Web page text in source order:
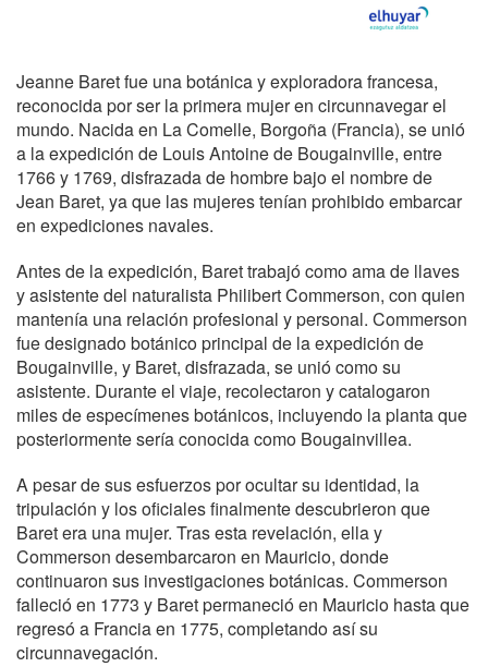
Jeanne Baret fue una botánica y exploradora francesa,
reconocida por ser la primera mujer en circunnavegar el
mundo. Nacida en La Comelle, Borgoña (Francia), se unió
a la expedición de Louis Antoine de Bougainville, entre
1766 y 1769, disfrazada de hombre bajo el nombre de
Jean Baret, ya que las mujeres tenían prohibido embarcar
en expediciones navales.
Antes de la expedición, Baret trabajó como ama de llaves
y asistente del naturalista Philibert Commerson, con quien
mantenía una relación profesional y personal. Commerson
fue designado botánico principal de la expedición de
Bougainville, y Baret, disfrazada, se unió como su
asistente. Durante el viaje, recolectaron y catalogaron
miles de especímenes botánicos, incluyendo la planta que
posteriormente sería conocida como Bougainvillea.
A pesar de sus esfuerzos por ocultar su identidad, la
tripulación y los oficiales finalmente descubrieron que
Baret era una mujer. Tras esta revelación, ella y
Commerson desembarcaron en Mauricio, donde
continuaron sus investigaciones botánicas. Commerson
falleció en 1773 y Baret permaneció en Mauricio hasta que
regresó a Francia en 1775, completando así su
circunnavegación.